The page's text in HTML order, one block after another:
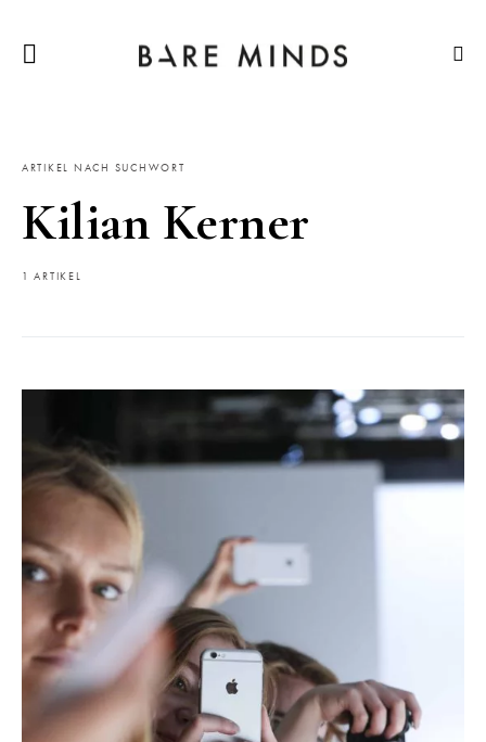
ARTIKEL NACH SUCHWORT
Kilian Kerner
1 ARTIKEL